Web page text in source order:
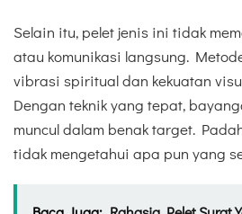
Selain itu, pelet jenis ini tidak
atau komunikasi langsung.
vibrasi spiritual dan kekuatan
Dengan teknik yang tepat,
muncul dalam benak target.
tidak mengetahui apa pun yang